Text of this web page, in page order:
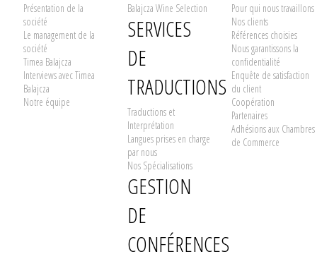
Présentation de la
société
Le management de la
société
Timea Balajcza
Interviews avec Timea
Balajcza
Notre équipe
Balajcza Wine Selection
SERVICES
DE
TRADUCTIONS
Traductions et
Interprétation
Langues prises en charge
par nous
Nos Spécialisations
GESTION
DE
CONFÉRENCES
Pour qui nous travaillons
Nos clients
Références choisies
Nous garantissons la
confidentialité
Enquête de satisfaction
du client
Coopération
Partenaires
Adhésions aux Chambres
de Commerce